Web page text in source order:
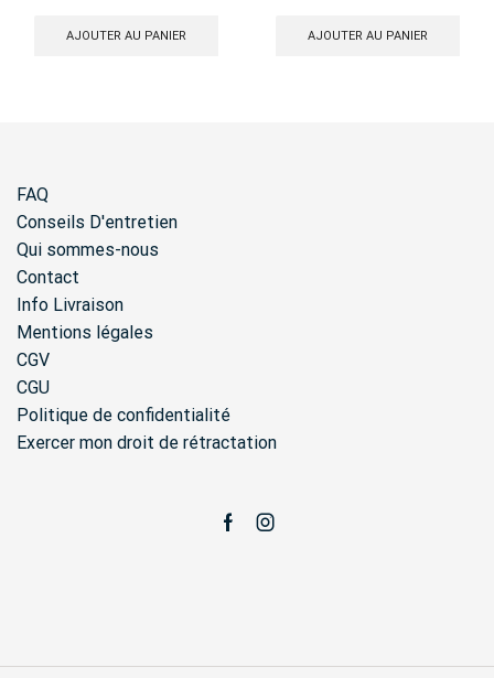
AJOUTER AU PANIER AJOUTER AU PANIER
FAQ
Conseils D'entretien
Qui sommes-nous
Contact
Info Livraison
Mentions légales
CGV
CGU
Politique de confidentialité
Exercer mon droit de rétractation
FacebookInstagram